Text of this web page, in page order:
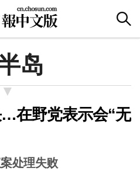
岛
在野党表示会“无
处理失败